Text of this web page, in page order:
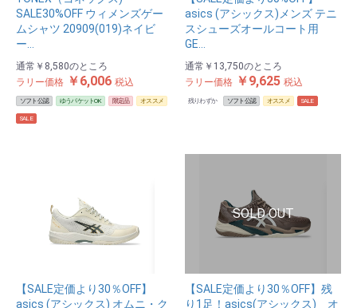
SALE30%OFF ウィメンズゲー
ムシャツ 20909(019)ネイビ
ー…
通常 ￥8,580のところ
ラリー価格 ￥6,006 税込
ソフト公認 ゆうパケットOK 限定品 オススメ
SALE
asics (アシックス)メンズ テニ
スシューズオールコート用
GE…
通常 ￥13,750のところ
ラリー価格 ￥9,625 税込
残りわずか ソフト公認 オススメ SALE
【SALE定価より30％OFF】
asics (アシックス) オムニ・ク
【SALE定価より30％OFF】残
り1足！asics(アシックス) オ